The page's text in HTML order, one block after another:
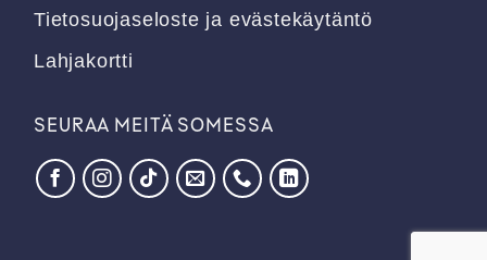
Tietosuojaseloste ja evästekäytäntö
Lahjakortti
SEURAA MEITÄ SOMESSA